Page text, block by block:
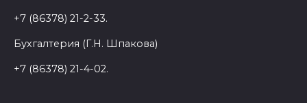
+7 (86378) 21-2-33.
Бухгалтерия (Г.Н. Шпакова)
+7 (86378) 21-4-02.